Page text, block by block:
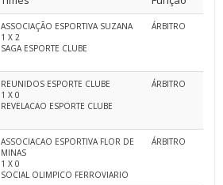
ASSOCIAÇÃO ESPORTIVA SUZANA
1 X 2
SAGA ESPORTE CLUBE
ÁRBITRO
REUNIDOS ESPORTE CLUBE
1 X 0
REVELACAO ESPORTE CLUBE
ÁRBITRO
ASSOCIACAO ESPORTIVA FLOR DE
MINAS
1 X 0
SOCIAL OLIMPICO FERROVIARIO
ÁRBITRO